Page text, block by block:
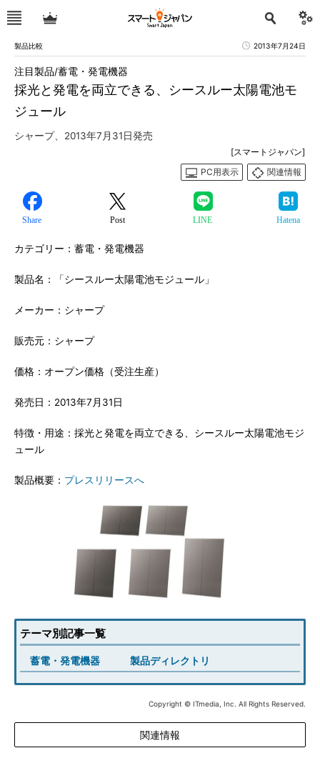
製品比較 2013年7月24日
採光と発電を両立できる、シースルー太陽電池モ
ジュール
注目製品/蓄電・発電機器
シャープ、2013年7月31日発売
[スマートジャパン]
PC用表示
関連情報
Share Post LINE Hatena
カテゴリー：蓄電・発電機器
製品名：「シースルー太陽電池モジュール」
メーカー：シャープ
販売元：シャープ
価格：オープン価格（受注生産）
発売日：2013年7月31日
特徴・用途：採光と発電を両立できる、シースルー太陽電池モジ
ュール
製品概要： プレスリリースへ
テーマ別記事一覧
蓄電・発電機器 製品ディレクトリ
Copyright © ITmedia, Inc. All Rights Reserved.
関連情報